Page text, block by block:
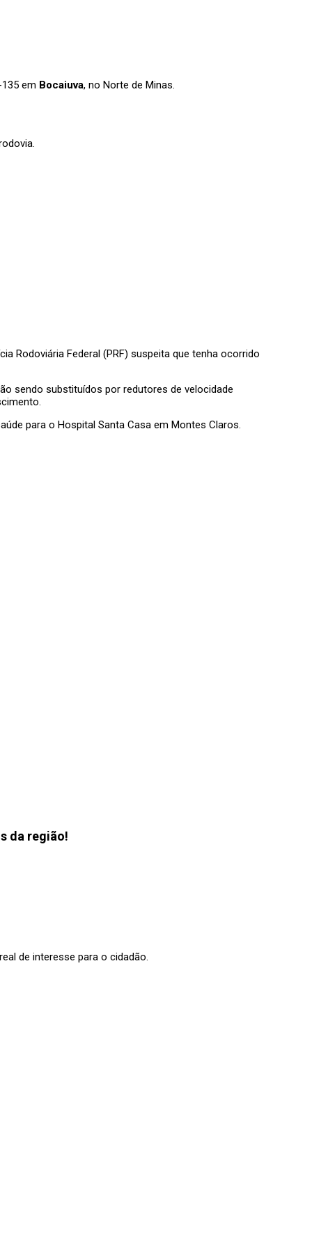
em Bocaiuva, no Norte de Minas.
Rodoviária Federal (PRF) suspeita que tenha ocorrido
sendo substituídos por redutores de velocidade
para o Hospital Santa Casa em Montes Claros.
da região!
de interesse para o cidadão.